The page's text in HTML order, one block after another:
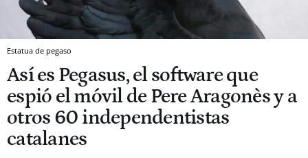
Estatua de pegaso
Así es Pegasus, el software que
espió el móvil de Pere Aragonès y a
otros 60 independentistas
catalanes